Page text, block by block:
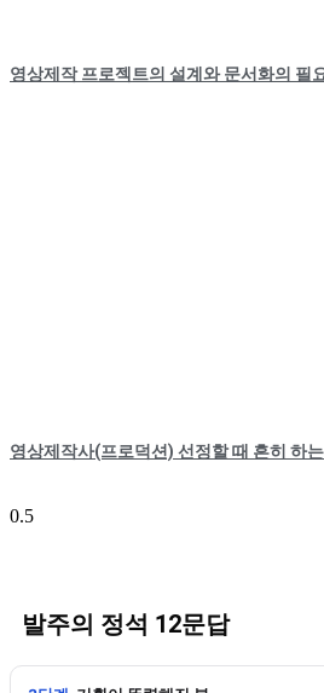
영상제작 프로젝트의 설계와 문서화의 필
영상제작사(프로덕션) 선정할 때 흔히 하
발주의 정석 12문답